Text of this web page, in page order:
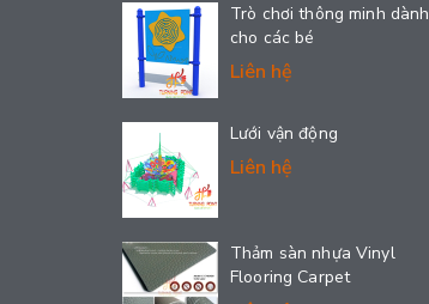
Trò chơi thông minh dành
cho các bé
Liên hệ
Lưới vận động
Liên hệ
Thảm sàn nhựa Vinyl
Flooring Carpet